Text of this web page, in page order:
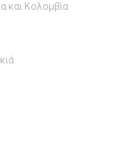
και Κολομβία